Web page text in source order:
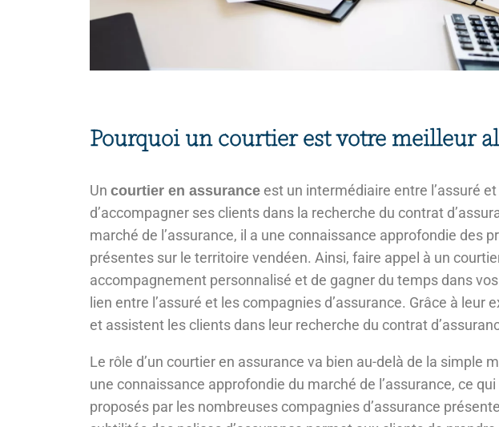
Pourquoi un courtier est votre meilleur
Un courtier en assurance est un intermédiaire entre l’assuré
d’accompagner ses clients dans la recherche du contrat
marché de l’assurance, il a une connaissance approfondie des
présentes sur le territoire vendéen. Ainsi, faire appel à un
accompagnement personnalisé et de gagner du temps dans
lien entre l’assuré et les compagnies d’assurance. Grâce à
et assistent les clients dans leur recherche du contrat
Le rôle d’un courtier en assurance va bien au-delà de la simple
une connaissance approfondie du marché de l’assurance, ce
proposés par les nombreuses compagnies d’assurance